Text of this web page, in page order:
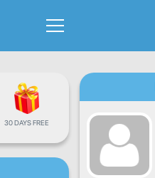
30 DAYS FREE